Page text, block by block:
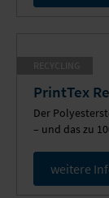
PrintTex
Der
– und das zu
weitere